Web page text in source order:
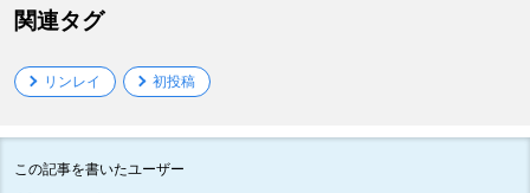
関連タグ
リンレイ 初投稿
この記事を書いたユーザー